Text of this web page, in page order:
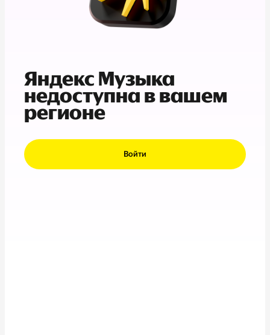
Яндекс Музыка
недоступна в вашем
регионе
Войти